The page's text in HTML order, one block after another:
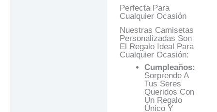
Perfecta Para
Cualquier Ocasión
Nuestras Camisetas
Personalizadas Son
El Regalo Ideal Para
Cualquier Ocasión:
Cumpleaños:
Sorprende A
Tus Seres
Queridos Con
Un Regalo
Único Y